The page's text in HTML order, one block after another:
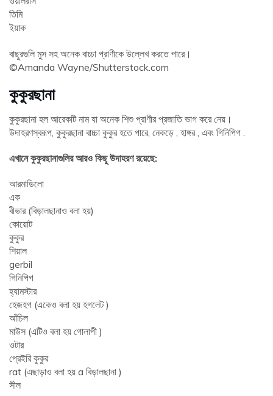
তিমি
ইয়াক
বাছুরগুলি মুস সহ অনেক বাচ্চা প্রাণীকে উল্লেখ করতে পারে।
©Amanda Wayne/Shutterstock.com
কুকুরছানা
কুকুরছানা হল আরেকটি নাম যা অনেক শিশু প্রাণীর প্রজাতি ভাগ করে নেয়।
উদাহরণস্বরূপ, কুকুরছানা বাচ্চা কুকুর হতে পারে, নেকড়ে , হাঙ্গর , এবং গিনিপিগ .
এখানে কুকুরছানাগুলির আরও কিছু উদাহরণ রয়েছে:
আরমাডিলো
এক
বীভার (বিড়ালছানাও বলা হয়)
কোয়োট
কুকুর
শিয়াল
gerbil
গিনিপিগ
হ্যামস্টার
হেজহগ (একেও বলা হয় হগলেট )
আঁচিল
মাউস (এটিও বলা হয় গোলাপী )
ওটার
প্রেইরি কুকুর
rat (এছাড়াও বলা হয় a বিড়ালছানা )
সীল